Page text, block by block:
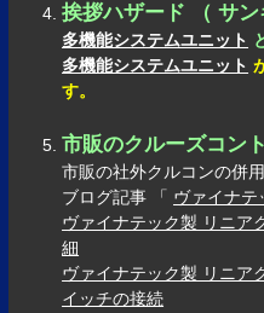
挨拶ハザード （ サ
多機能システムユニット
多機能システムユニット
す。
市販のクルーズコン
市販の社外クルコンの併
ブログ記事 「 ヴァイナテ
ヴァイナテック製 リニ
細
ヴァイナテック製 リニ
イッチの接続